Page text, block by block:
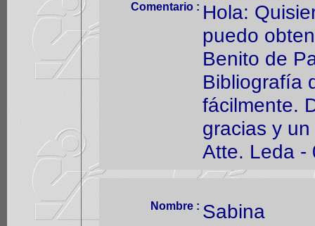
Comentario : Hola:
puedo
Benito de
Bibliografía
fácilmente.
gracias y
Atte. Leda -
Nombre : Sabina